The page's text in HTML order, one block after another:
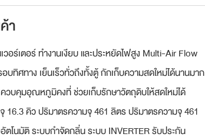
า
อร์เตอร์ ทำงานเงียบ และประหยัดไฟสูง Multi-Air Flow
บทิศทาง เย็นเร็วทั่วถึงทั้งตู้ กักเก็บความสดใหม่ได้นานมาก
วบคุมอุณหภูมิคงที่ ช่วยเก็บรักษาวัตถุดิบให้สดใหม่ได้
16.3 คิว ปริมาตรความจุ 461 ลิตร ปริมาตรความจุ 461
ตโนมัติ ระบบกำจัดกลิ่น ระบบ INVERTER รับประกัน